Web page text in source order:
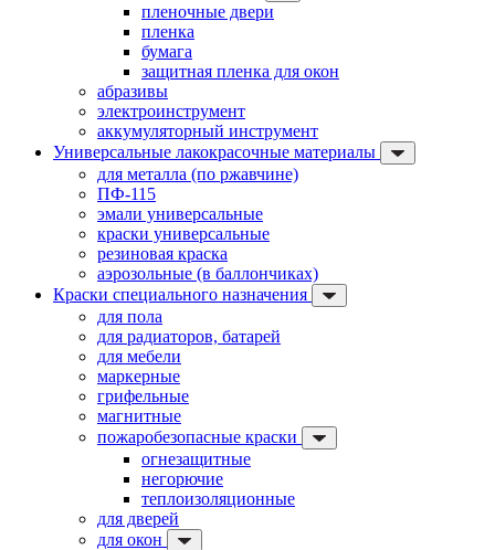
пленочные двери
пленка
бумага
защитная пленка для окон
абразивы
электроинструмент
аккумуляторный инструмент
Универсальные лакокрасочные материалы
для металла (по ржавчине)
ПФ-115
эмали универсальные
краски универсальные
резиновая краска
аэрозольные (в баллончиках)
Краски специального назначения
для пола
для радиаторов, батарей
для мебели
маркерные
грифельные
магнитные
пожаробезопасные краски
огнезащитные
негорючие
теплоизоляционные
для дверей
для окон